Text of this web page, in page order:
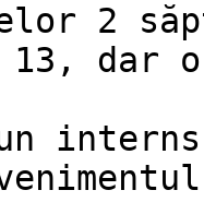
2
dar o